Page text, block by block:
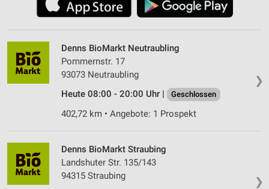
❯
Denns BioMarkt Neutraubling
Pommernstr. 17
93073 Neutraubling
Heute 08:00 - 20:00 Uhr |
Geschlossen
402,72 km • Angebote: 1 Prospekt
❯
Denns BioMarkt Straubing
Landshuter Str. 135/143
94315 Straubing